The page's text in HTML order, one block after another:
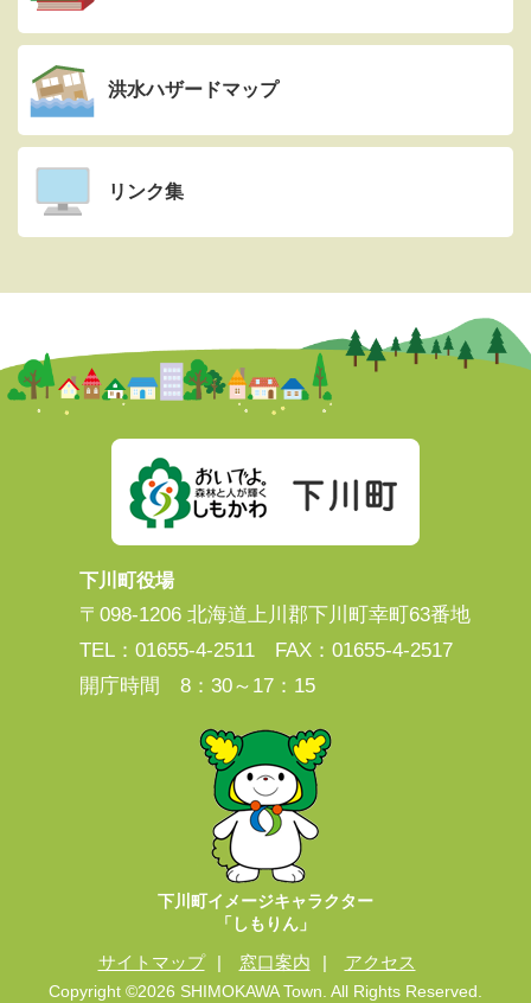
洪水ハザードマップ
リンク集
下川町役場
〒098-1206 北海道上川郡下川町幸町63番地
TEL：01655-4-2511 FAX：01655-4-2517
開庁時間 8：30～17：15
下川町イメージキャラクター
「しもりん」
サイトマップ 窓口案内 アクセス
Copyright ©2026 SHIMOKAWA Town. All Rights Reserved.